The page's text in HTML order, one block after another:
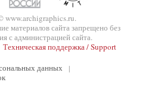
www.archigraphics.ru.
материалов сайта запрещено без
с администрацией сайта.
Техническая поддержка / Support
данных
|